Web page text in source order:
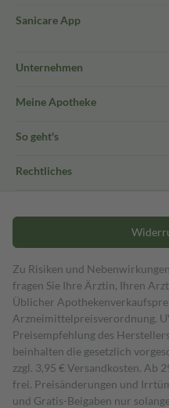
Sanicare App
Unternehmen
Meine Apotheke
So geht's
Rechtliches
Zu Risiken und
fragen Sie Ihre Ärztin, Ihren
Üblicher
Arzneimittelpreisverordnung.
Preisempfehlung des
beinhalten die gesetzlich
zzgl. 3,95 € Versandkosten. Ab
frei. Preisänderungen und
und Gratis-Beigaben nur